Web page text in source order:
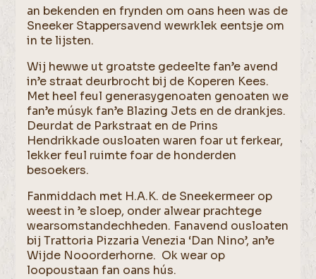
an bekenden en frynden om oans heen was de
Sneeker Stappersavend wewrklek eentsje om
in te lijsten.
Wij hewwe ut groatste gedeelte fan’e avend
in’e straat deurbrocht bij de Koperen Kees.
Met heel feul generasygenoaten genoaten we
fan’e músyk fan’e Blazing Jets en de drankjes.
Deurdat de Parkstraat en de Prins
Hendrikkade ousloaten waren foar ut ferkear,
lekker feul ruimte foar de honderden
besoekers.
Fanmiddach met H.A.K. de Sneekermeer op
weest in ’e sloep, onder alwear prachtege
wearsomstandechheden. Fanavend ousloaten
bij Trattoria Pizzaria Venezia ‘Dan Nino’, an’e
Wijde Nooorderhorne. Ok wear op
loopoustaan fan oans hús.